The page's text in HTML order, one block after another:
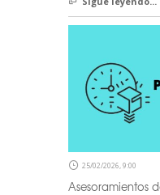
25/02/2026, 9:00
Asesoramientos